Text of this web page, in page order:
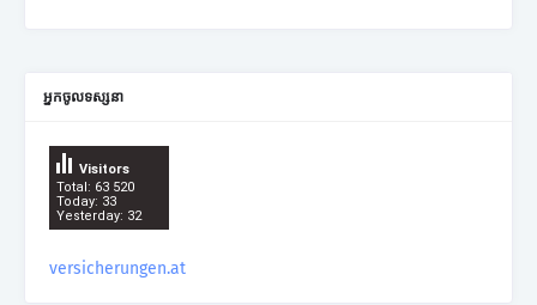
អ្នកចូលទស្សនា
Total: 63 520
Today: 33
Yesterday: 32
Visitors
versicherungen.at